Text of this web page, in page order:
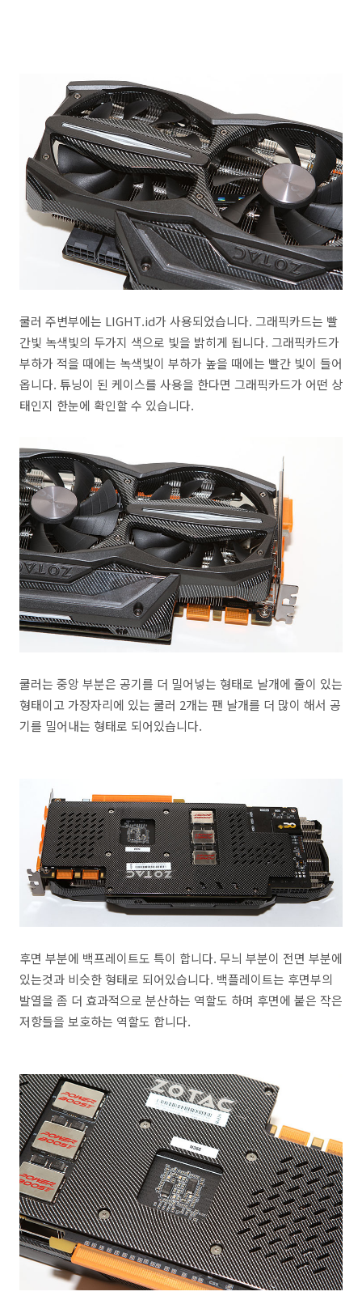
쿨러 주변부에는 LIGHT.id가 사용되었습니다. 그래픽카드는 빨
간빛 녹색빛의 두가지 색으로 빛을 밝히게 됩니다. 그래픽카드가
부하가 적을 때에는 녹색빛이 부하가 높을 때에는 빨간 빛이 들어
옵니다. 튜닝이 된 케이스를 사용을 한다면 그래픽카드가 어떤 상
태인지 한눈에 확인할 수 있습니다.
쿨러는 중앙 부분은 공기를 더 밀어넣는 형태로 날개에 줄이 있는
형태이고 가장자리에 있는 쿨러 2개는 팬 날개를 더 많이 해서 공
기를 밀어내는 형태로 되어있습니다.
후면 부분에 백프레이트도 특이 합니다. 무늬 부분이 전면 부분에
있는것과 비슷한 형태로 되어있습니다. 백플레이트는 후면부의
발열을 좀 더 효과적으로 분산하는 역할도 하며 후면에 붙은 작은
저항들을 보호하는 역할도 합니다.